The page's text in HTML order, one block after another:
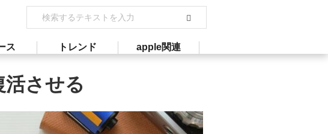
ス トレンド apple関連
させる